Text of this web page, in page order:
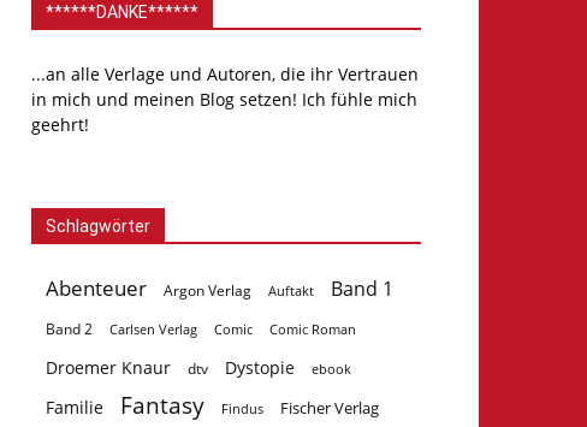
******DANKE******
...an alle Verlage und Autoren, die ihr Vertrauen
in mich und meinen Blog setzen! Ich fühle mich
geehrt!
Schlagwörter
Abenteuer Argon Verlag Auftakt Band 1
Band 2 Carlsen Verlag Comic Comic Roman
Droemer Knaur dtv Dystopie ebook
Familie Fantasy Findus Fischer Verlag